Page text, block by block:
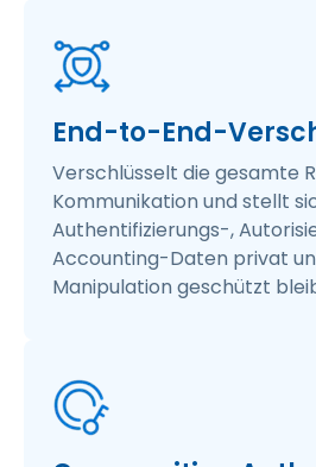
End-to-End-
Verschlüsselt die gesamte
Kommunikation und stellt
Authentifizierungs-,
Accounting-Daten privat
Manipulation geschützt